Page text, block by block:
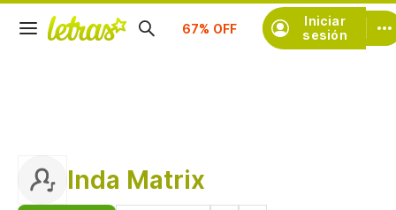
Iniciar
sesión
Suscríbete
Inda Matrix